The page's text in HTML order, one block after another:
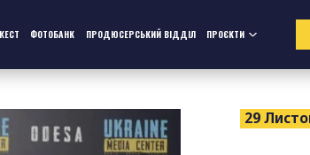
ФОТОБАНК ПРОДЮСЕРСЬКИЙ ВІДДІЛ ПРОЄКТИ
29